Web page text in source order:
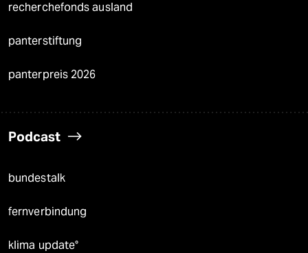
recherchefonds ausland
panterstiftung
panterpreis 2026
Podcast
bundestalk
fernverbindung
klima update°